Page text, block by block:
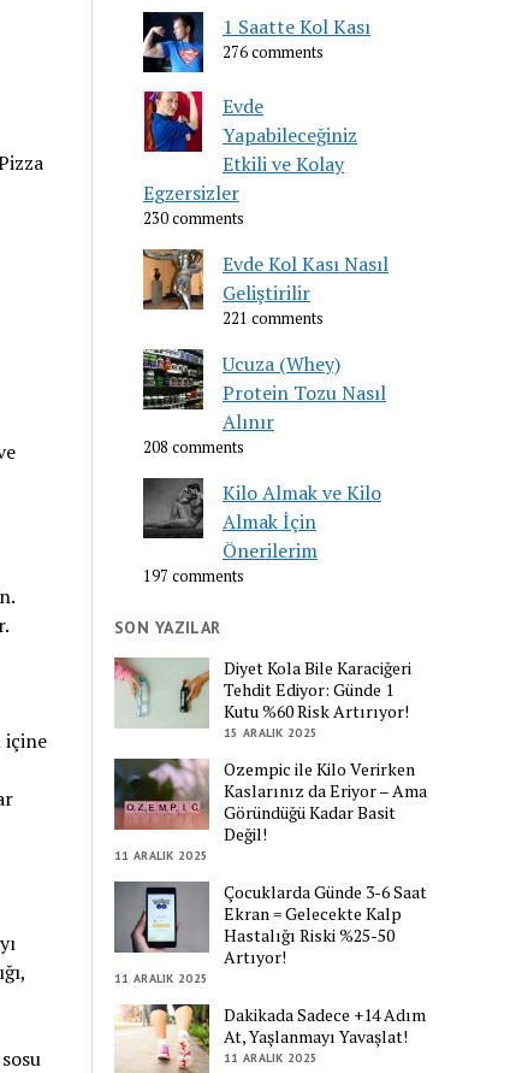
içine
1 Saatte Kol Kası
276 comments
Evde
Yapabileceğiniz
Etkili ve Kolay
Egzersizler
230 comments
Evde Kol Kası Nasıl
Geliştirilir
221 comments
Ucuza (Whey)
Protein Tozu Nasıl
Alınır
208 comments
Kilo Almak ve Kilo
Almak İçin
Önerilerim
197 comments
SON YAZILAR
Diyet Kola Bile Karaciğeri
Tehdit Ediyor: Günde 1
Kutu %60 Risk Artırıyor!
15 ARALIK 2025
Ozempic ile Kilo Verirken
Kaslarınız da Eriyor – Ama
Göründüğü Kadar Basit
Değil!
11 ARALIK 2025
Çocuklarda Günde 3-6 Saat
Ekran = Gelecekte Kalp
Hastalığı Riski %25-50
Artıyor!
11 ARALIK 2025
Dakikada Sadece +14 Adım
At, Yaşlanmayı Yavaşlat!
11 ARALIK 2025